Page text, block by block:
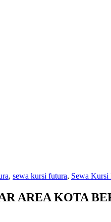
, sewa kursi futura, Sewa Kursi
AREA KOTA